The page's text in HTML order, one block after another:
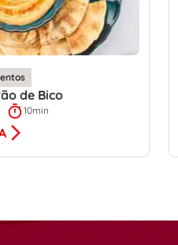
de Bico
10min